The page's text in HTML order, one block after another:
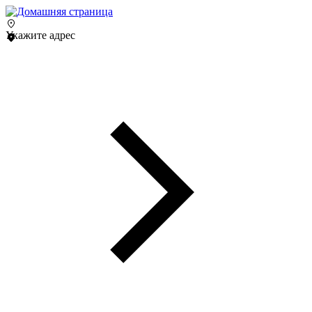
Укажите адрес